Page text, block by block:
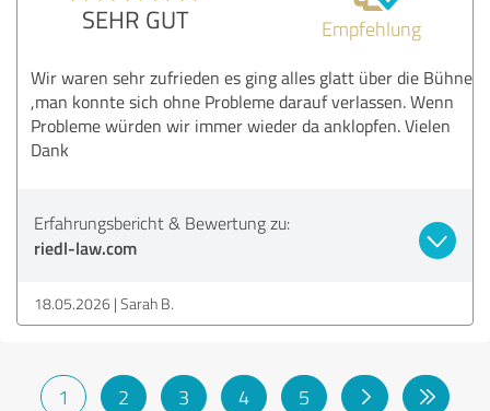
SEHR GUT Empfehlung
Wir waren sehr zufrieden es ging alles glatt über die Bühne
,man konnte sich ohne Probleme darauf verlassen. Wenn
Probleme würden wir immer wieder da anklopfen. Vielen
Dank
Erfahrungsbericht & Bewertung zu:
riedl-law.com
18.05.2026 Sarah B.
1 2 3 4 5